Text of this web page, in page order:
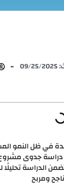
في ظل النمو
جدوى مشروع
الدراسة تحليلًا
ومربح